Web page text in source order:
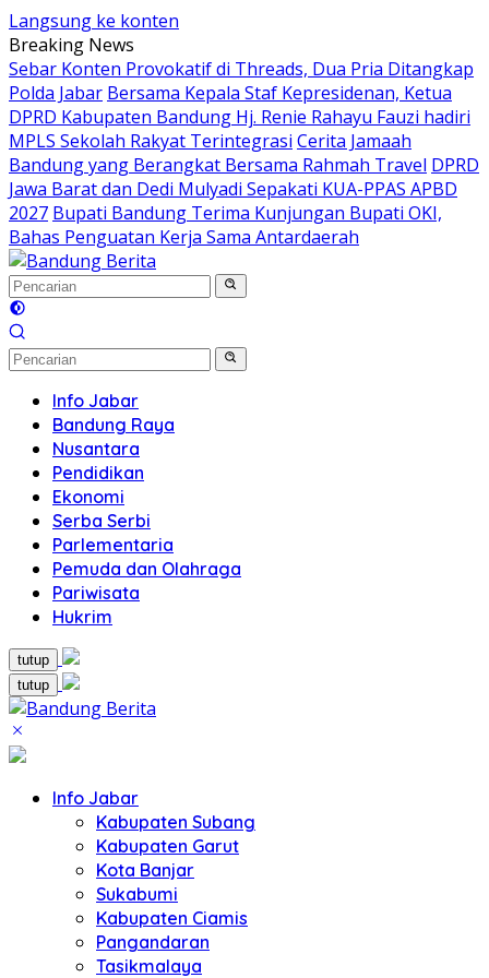
Langsung ke konten
Breaking News
Sebar Konten Provokatif di Threads, Dua Pria Ditangkap
Polda Jabar Bersama Kepala Staf Kepresidenan, Ketua
DPRD Kabupaten Bandung Hj. Renie Rahayu Fauzi hadiri
MPLS Sekolah Rakyat Terintegrasi Cerita Jamaah
Bandung yang Berangkat Bersama Rahmah Travel DPRD
Jawa Barat dan Dedi Mulyadi Sepakati KUA-PPAS APBD
2027 Bupati Bandung Terima Kunjungan Bupati OKI,
Bahas Penguatan Kerja Sama Antardaerah
Info Jabar
Bandung Raya
Nusantara
Pendidikan
Ekonomi
Serba Serbi
Parlementaria
Pemuda dan Olahraga
Pariwisata
Hukrim
tutup
tutup
Info Jabar
Kabupaten Subang
Kabupaten Garut
Kota Banjar
Sukabumi
Kabupaten Ciamis
Pangandaran
Tasikmalaya